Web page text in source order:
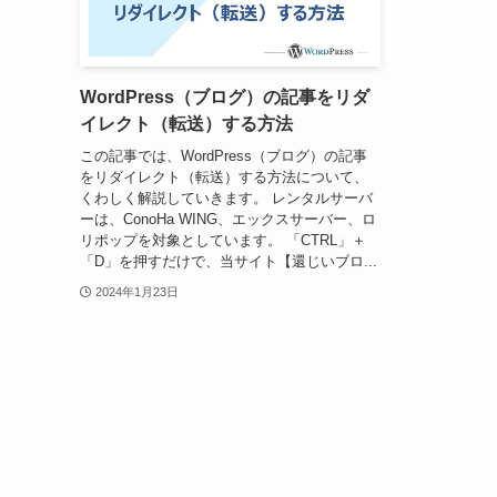
WordPress（ブログ）の記事をリダ
イレクト（転送）する方法
この記事では、WordPress（ブログ）の記事
をリダイレクト（転送）する方法について、
くわしく解説していきます。 レンタルサーバ
ーは、ConoHa WING、エックスサーバー、ロ
リポップを対象としています。 「CTRL」＋
「D」を押すだけで、当サイト【還じいブロ...
2024年1月23日